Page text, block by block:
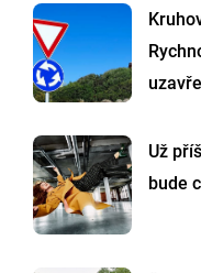
uzavře
Už
bude